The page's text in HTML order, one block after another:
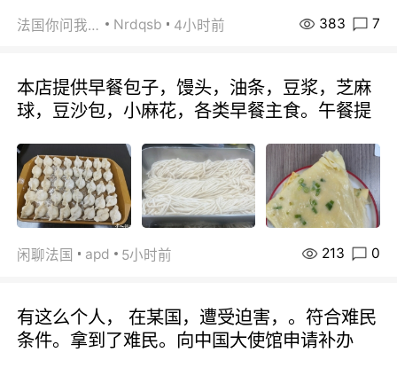
法国你问我答 Nrdqsb 4小时前 383 7
本店提供早餐包子，馒头，油条，豆浆，芝麻
球，豆沙包，小麻花，各类早餐主食。午餐提
闲聊法国 apd 5小时前 213 0
有这么个人， 在某国，遭受迫害，。符合难民
条件。拿到了难民。向中国大使馆申请补办